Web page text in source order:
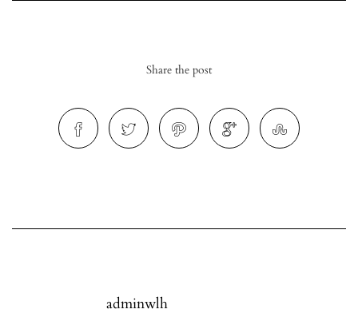
Share the post
adminwlh